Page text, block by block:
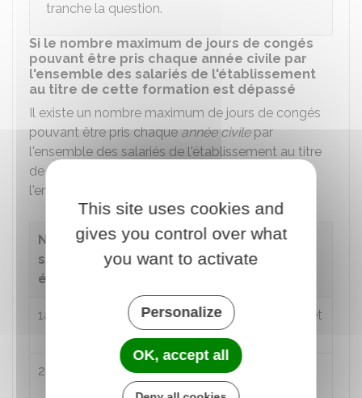
tranche la question.
Si le nombre maximum de jours de congés
pouvant être pris chaque année civile par
l'ensemble des salariés de l'établissement
au titre de cette formation est dépassé
Il existe un nombre maximum de jours de congés
pouvant être pris chaqueannée civilepar
l'ensemble des salariés de l'établissement au titre
de cette formation. Au-delà de ce maximum,
l'employeur peut reporter la formation.
Nombre de
salariés par
établissement
1à 24
12 (18 pour les animateurs et
syndicalistes)
25 à 499
+ 12 jours par tranche ou
fraction de tranche
This site uses cookies and
gives you control over what
you want to activate
Personalize
OK, accept all